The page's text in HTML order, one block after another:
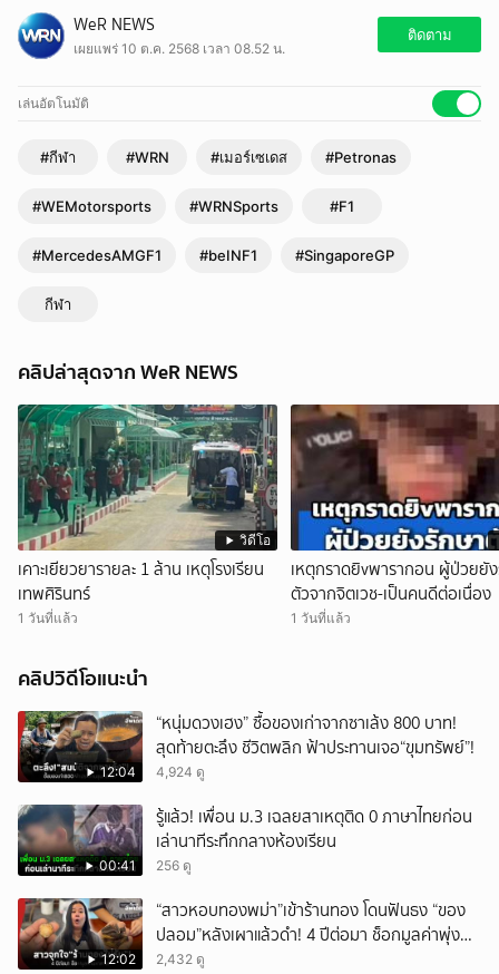
ซีอีโอปิโตรนาส ขอโทษ หลังร่วมพ่นแชมเปญฉลองชัยทีม Mercedes
.
Watch ALL Formula 1® LIVE on beIN SPORTS @beinsports.th
WeR NEWS
เผยแพร่ 10 ต.ค. 2568 เวลา 08.52 น.
ติดตาม
เล่นอัตโนมัติ
#กีฬา #WRN #เมอร์เซเดส #Petronas
#WEMotorsports #WRNSports #F1
#MercedesAMGF1 #beINF1 #SingaporeGP
กีฬา
คลิปล่าสุดจาก WeR NEWS
วิดีโอ
เคาะเยียวยารายละ 1 ล้าน เหตุโรงเรียน
เทพศิรินทร์
1 วันที่แล้ว
เหตุกราดยิvพารากอน ผู้ป่วยยั
ตัวจากจิตเวช-เป็นคนดีต่อเนื่อง
1 วันที่แล้ว
คลิปวิดีโอแนะนำ
12:04
“หนุ่มดวงเฮง” ซื้อของเก่าจากซาเล้ง 800 บาท!
สุดท้ายตะลึง ชีวิตพลิก ฟ้าประทานเจอ“ขุมทรัพย์”!
4,924 ดู
00:41
รู้แล้ว! เพื่อน ม.3 เฉลยสาเหตุติด 0 ภาษาไทยก่อน
เล่านาทีระทึกกลางห้องเรียน
256 ดู
12:02
“สาวหอบทองพม่า”เข้าร้านทอง โดนฟันธง “ของ
ปลอม”หลังเผาแล้วดำ! 4 ปีต่อมา ช็อกมูลค่าพุ่ง
มหาศาล!
2,432 ดู